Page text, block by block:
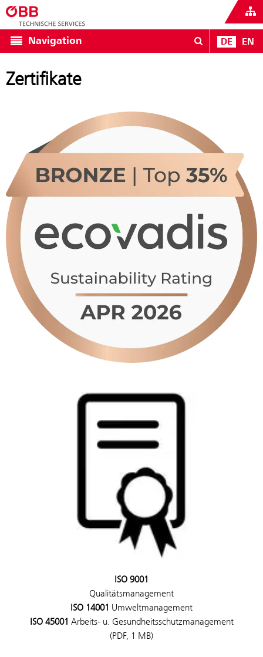
Navigation DE EN
Zertifikate
ISO 9001
Qualitätsmanagement
ISO 14001 Umweltmanagement
ISO 45001 Arbeits- u. Gesundheitsschutzmanagement
(PDF, 1 MB)